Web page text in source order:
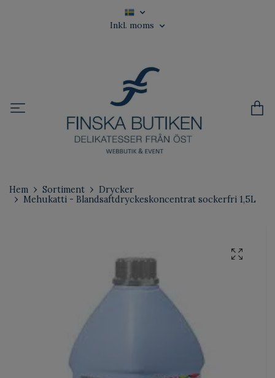
Inkl. moms
Hem Sortiment
Drycker
Mehukatti - Blandsaftdryckeskoncentrat sockerfri 1,5L